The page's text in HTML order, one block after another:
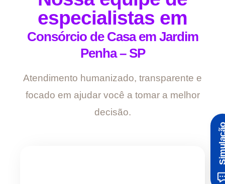
especialistas em
Consórcio de Casa em Jardim
Penha – SP
Atendimento humanizado, transparente e
focado em ajudar você a tomar a melhor
decisão.